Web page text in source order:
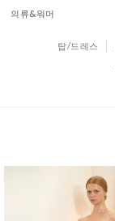
의류&워머
탑/드레스